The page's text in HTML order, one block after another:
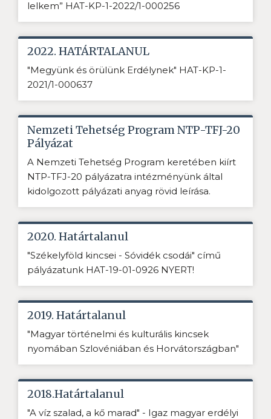
lelkem” HAT-KP-1-2022/1-000256
2022. HATÁRTALANUL
"Megyünk és örülünk Erdélynek" HAT-KP-1-
2021/1-000637
Nemzeti Tehetség Program NTP-TFJ-20
Pályázat
A Nemzeti Tehetség Program keretében kiírt
NTP-TFJ-20 pályázatra intézményünk által
kidolgozott pályázati anyag rövid leírása.
2020. Határtalanul
"Székelyföld kincsei - Sóvidék csodái" című
pályázatunk HAT-19-01-0926 NYERT!
2019. Határtalanul
"Magyar történelmi és kulturális kincsek
nyomában Szlovéniában és Horvátországban"
2018.Határtalanul
"A víz szalad, a kő marad" - Igaz magyar erdélyi